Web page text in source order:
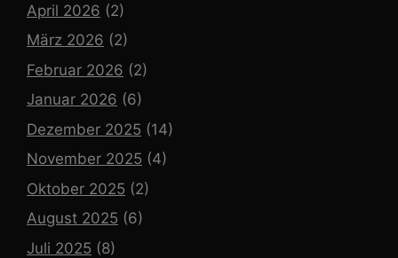
April 2026 (2)
März 2026 (2)
Februar 2026 (2)
Januar 2026 (6)
Dezember 2025 (14)
November 2025 (4)
Oktober 2025 (2)
August 2025 (6)
Juli 2025 (8)